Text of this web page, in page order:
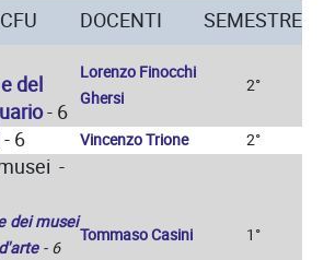
DOCENTI
SEMESTRE
del
- 6
Lorenzo Finocchi
Ghersi
2°
- 6 Vincenzo Trione 2°
-
dei musei
- 6
Tommaso Casini
1°